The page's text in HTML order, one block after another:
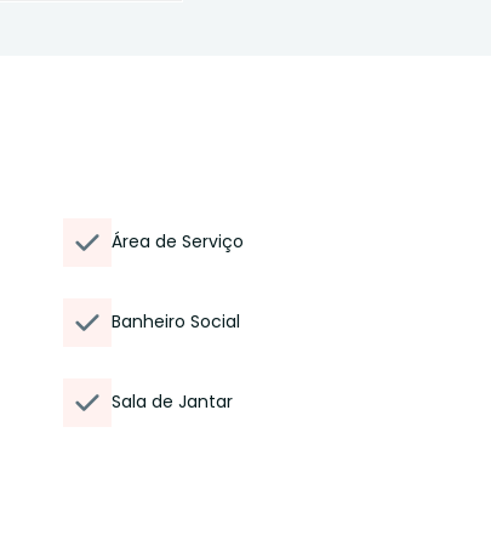
Área de Serviço
Banheiro Social
Sala de Jantar